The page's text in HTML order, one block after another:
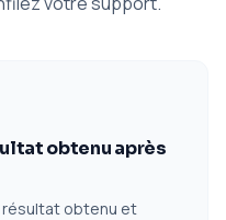
obtenu après
résultat obtenu et